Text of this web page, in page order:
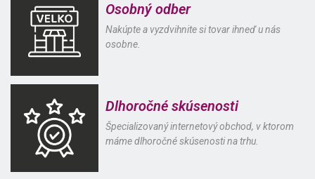
Osobný odber
Nakúpte a vyzdvihnite si tovar ihneď u nás
osobne.
Dlhoročné skúsenosti
Špecializovaný internetový obchod, v ktorom
máme dlhoročné skúsenosti na trhu.